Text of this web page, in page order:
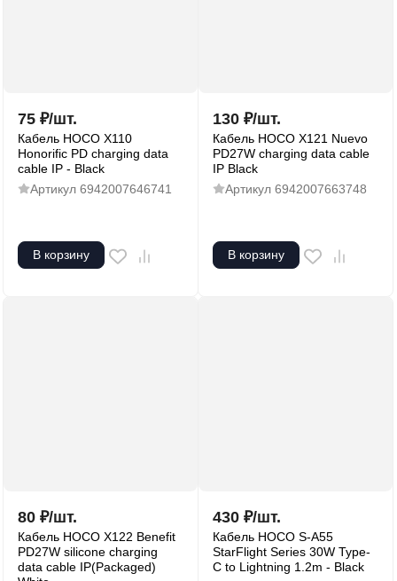
75 ₽/шт.
Кабель HOCO X110
Honorific PD charging data
cable IP - Black
Артикул 6942007646741
В корзину
130 ₽/шт.
Кабель HOCO X121 Nuevo
PD27W charging data cable
IP Black
Артикул 6942007663748
В корзину
80 ₽/шт.
Кабель HOCO X122 Benefit
PD27W silicone charging
data cable IP(Packaged)
430 ₽/шт.
Кабель HOCO S-A55
StarFlight Series 30W Type-
C to Lightning 1.2m - Black